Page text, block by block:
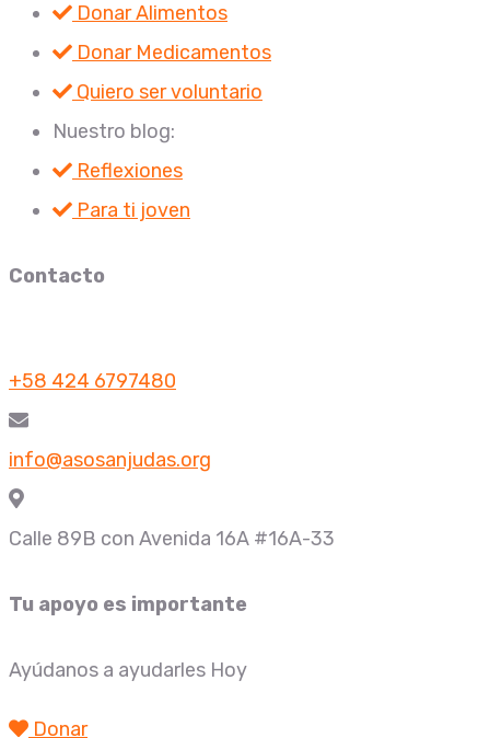
Donar Alimentos
Donar Medicamentos
Quiero ser voluntario
Nuestro blog:
Reflexiones
Para ti joven
Contacto
+58 424 6797480
info@asosanjudas.org
Calle 89B con Avenida 16A #16A-33
Tu apoyo es importante
Ayúdanos a ayudarles Hoy
Donar